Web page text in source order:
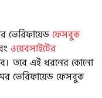
ভেরিফায়েড ফেসবুক
ওয়েবসাইটের
তবে এই ধরনের কোনো
ভেরিফায়েড ফেসবুক